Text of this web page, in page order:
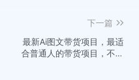
下一篇
最新Ai图文带货项目，最适
合普通人的带货项目，不露